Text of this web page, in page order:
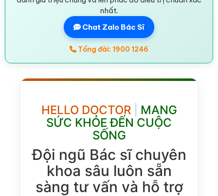
nhất.
Chat Zalo Bác Sĩ
Tổng đài: 1900 1246
HELLO DOCTOR
MANG
SỨC KHỎE ĐẾN CUỘC
SỐNG
Đội ngũ Bác sĩ chuyên
khoa sâu luôn sẵn
sàng tư vấn và hỗ trợ